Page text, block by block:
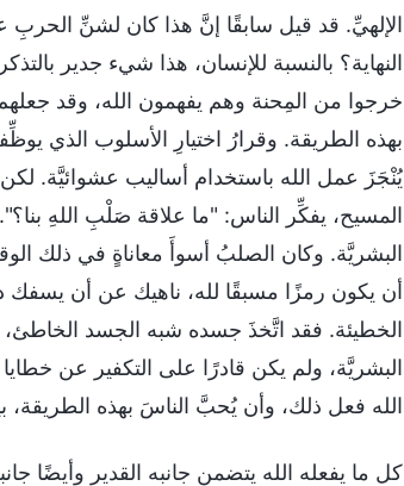
الإلهيِّ. قد قيل سابقًا إنَّ هذا كان لشنِّ الحربِ
النهاية؟ بالنسبة للإنسان، هذا شيء جدير
خرجوا من المِحنة وهم يفهمون الله، وقد
بهذه الطريقة. وقرارُ اختيارِ الأسلوب الذي
يُنْجَزَ عمل الله باستخدام أساليب عشوائيَّة.
المسيح، يفكِّر الناس: "ما علاقة صَلْبِ اللهِ
البشريَّة. وكان الصلبُ أسوأَ معاناةٍ في ذلك
أن يكون رمزًا مسبقًا لله، ناهيك عن أن يسفك
الخطيئة. فقد اتَّخذَ جسده شبه الجسد الخاطئ،
البشريَّة، ولم يكن قادرًا على التكفير عن
الله فعل ذلك، وأن يُحبَّ الناسَ بهذه الطريقة،
كل ما يفعله الله يتضمن جانبه القدير وأيضًا